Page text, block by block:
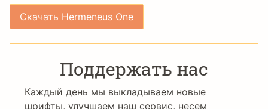
Поддержать нас
Каждый день мы выкладываем новые
шрифты, улучшаем наш сервис, несем